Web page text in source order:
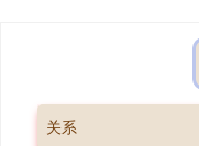
关系